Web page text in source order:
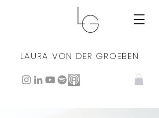
LAURA VON DER GROEBEN